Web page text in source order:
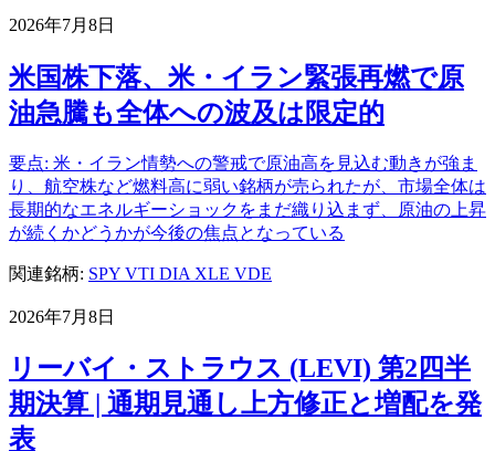
2026年7月8日
米国株下落、米・イラン緊張再燃で原
油急騰も全体への波及は限定的
要点: 米・イラン情勢への警戒で原油高を見込む動きが強ま
り、航空株など燃料高に弱い銘柄が売られたが、市場全体は
長期的なエネルギーショックをまだ織り込まず、原油の上昇
が続くかどうかが今後の焦点となっている
関連銘柄: SPY VTI DIA XLE VDE
2026年7月8日
リーバイ・ストラウス (LEVI) 第2四半
期決算 | 通期見通し上方修正と増配を発
表